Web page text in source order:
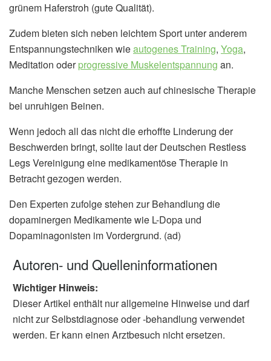
grünem Haferstroh (gute Qualität).
Zudem bieten sich neben leichtem Sport unter anderem
Entspannungstechniken wieautogenes Training, Yoga,
Meditation oderprogressive Muskelentspannung an.
Manche Menschen setzen auch auf chinesische Therapie
bei unruhigen Beinen.
Wenn jedoch all das nicht die erhoffte Linderung der
Beschwerden bringt, sollte laut der Deutschen Restless
Legs Vereinigung eine medikamentöse Therapie in
Betracht gezogen werden.
Den Experten zufolge stehen zur Behandlung die
dopaminergen Medikamente wie L-Dopa und
Dopaminagonisten im Vordergrund. (ad)
Autoren- und Quelleninformationen
Wichtiger Hinweis:
Dieser Artikel enthält nur allgemeine Hinweise und darf
nicht zur Selbstdiagnose oder -behandlung verwendet
werden. Er kann einen Arztbesuch nicht ersetzen.